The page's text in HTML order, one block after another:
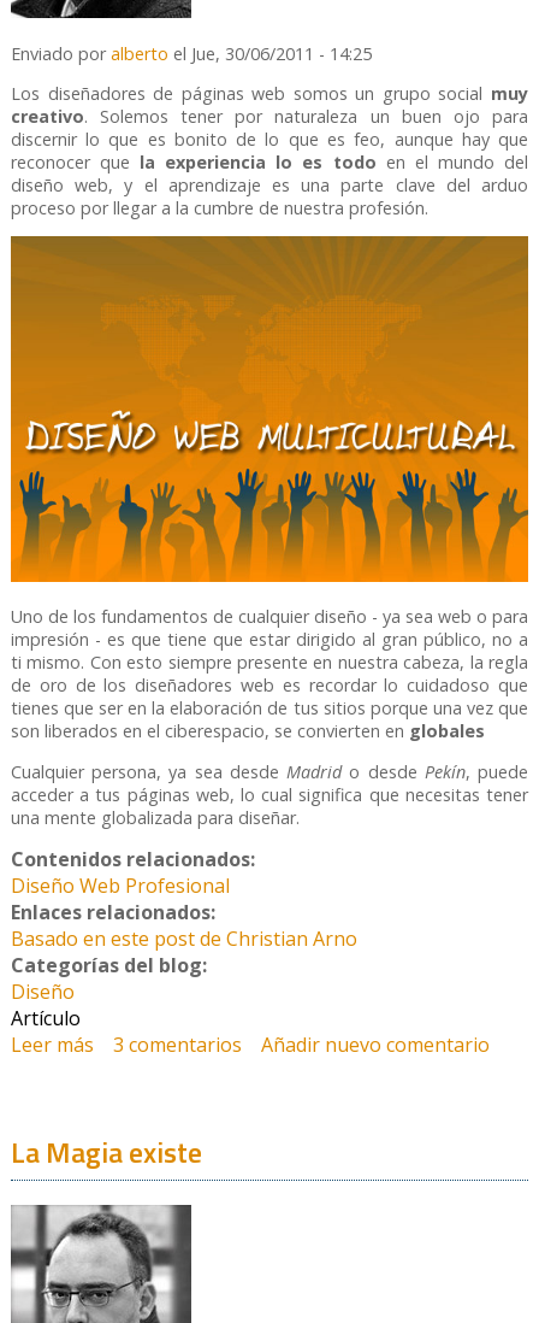
Enviado poralberto el Jue, 30/06/2011 - 14:25
Los diseñadores de páginas web somos un grupo social muy
creativo. Solemos tener por naturaleza un buen ojo para
discernir lo que es bonito de lo que es feo, aunque hay que
reconocer que la experiencia lo es todo en el mundo del
diseño web, y el aprendizaje es una parte clave del arduo
proceso por llegar a la cumbre de nuestra profesión.
Uno de los fundamentos de cualquier diseño - ya sea web o para
impresión - es que tiene que estar dirigido al gran público, no a
ti mismo. Con esto siempre presente en nuestra cabeza, la regla
de oro de los diseñadores web es recordar lo cuidadoso que
tienes que ser en la elaboración de tus sitios porque una vez que
son liberados en el ciberespacio, se convierten en globales
Cualquier persona, ya sea desdeMadrido desde Pekín, puede
acceder a tus páginas web, lo cual significa que necesitas tener
una mente globalizada para diseñar.
Contenidos relacionados:
Diseño Web Profesional
Enlaces relacionados:
Basado en este post de Christian Arno
Categorías del blog:
Diseño
Artículo
Leer más sobre Diseñando webs multiculturales
3 comentarios Añadir nuevo comentario
La Magia existe